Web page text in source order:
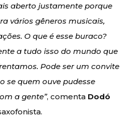
aberto justamente porque
vários gêneros musicais,
O que é esse buraco?
a tudo isso do mundo que
Pode ser um convite
se quem ouve pudesse
a gente”, comenta Dodó